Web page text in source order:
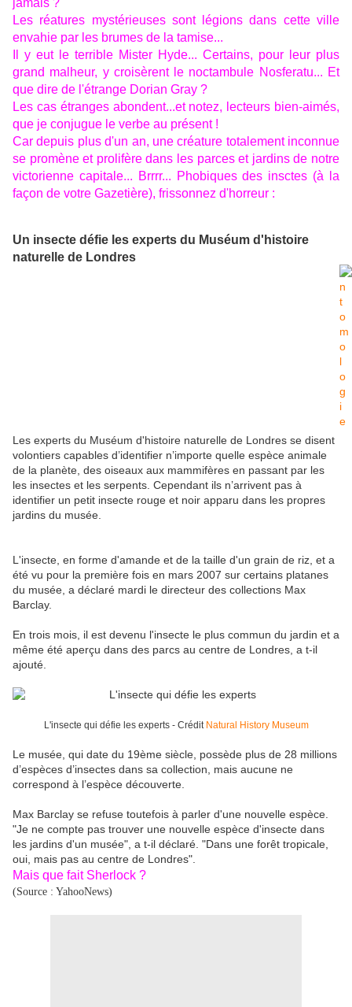
jamais ?
Les réatures mystérieuses sont légions dans cette ville
envahie par les brumes de la tamise...
Il y eut le terrible Mister Hyde... Certains, pour leur plus
grand malheur, y croisèrent le noctambule Nosferatu... Et
que dire de l'étrange Dorian Gray ?
Les cas étranges abondent...et notez, lecteurs bien-aimés,
que je conjugue le verbe au présent !
Car depuis plus d'un an, une créature totalement inconnue
se promène et prolifère dans les parces et jardins de notre
victorienne capitale... Brrrr... Phobiques des insctes (à la
façon de votre Gazetière), frissonnez d'horreur :
Un insecte défie les experts du Muséum d'histoire
naturelle de Londres
Les experts du Muséum d'histoire naturelle de Londres se disent
volontiers capables d’identifier n’importe quelle espèce animale
de la planète, des oiseaux aux mammifères en passant par les
les insectes et les serpents. Cependant ils n’arrivent pas à
identifier un petit insecte rouge et noir apparu dans les propres
jardins du musée.
L'insecte, en forme d'amande et de la taille d'un grain de riz, et a
été vu pour la première fois en mars 2007 sur certains platanes
du musée, a déclaré mardi le directeur des collections Max
Barclay.
En trois mois, il est devenu l'insecte le plus commun du jardin et a
même été aperçu dans des parcs au centre de Londres, a t-il
ajouté.
L'insecte qui défie les experts - Crédit Natural History Museum
Le musée, qui date du 19ème siècle, possède plus de 28 millions
d’espèces d’insectes dans sa collection, mais aucune ne
correspond à l’espèce découverte.
Max Barclay se refuse toutefois à parler d'une nouvelle espèce.
"Je ne compte pas trouver une nouvelle espèce d'insecte dans
les jardins d'un musée", a t-il déclaré. "Dans une forêt tropicale,
oui, mais pas au centre de Londres".
Mais que fait Sherlock ?
(Source : YahooNews)